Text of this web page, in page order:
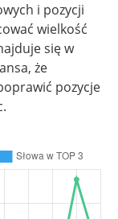
i pozycji
wielkość
się w
że
pozycje